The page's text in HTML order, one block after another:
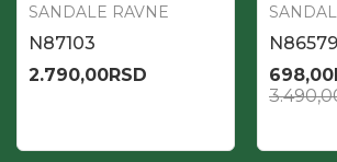
SANDALE RAVNE
N87103
2.790,00RSD
N86579
698,00